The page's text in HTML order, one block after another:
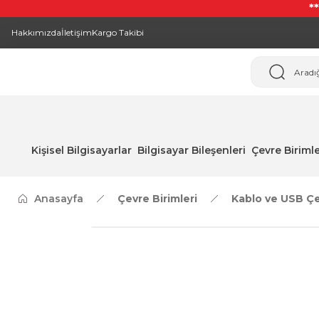
HakkımızdaİletişimKargo Takibi
Kişisel Bilgisayarlar Bilgisayar Bileşenleri Çevre
Anasayfa Çevre Birimleri Kablo ve USB